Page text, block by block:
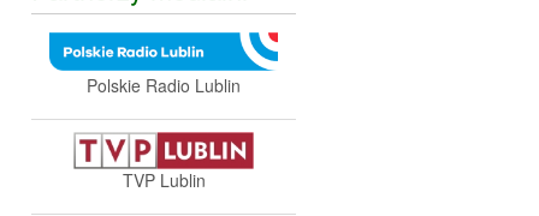
Polskie Radio Lublin
TVP Lublin